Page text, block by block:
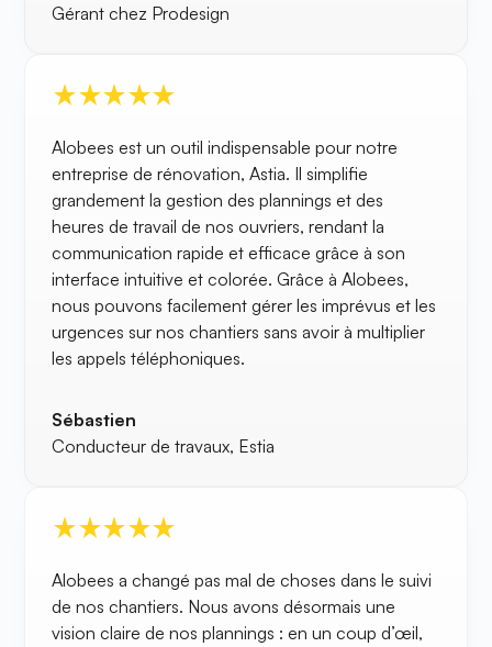
Gérant chez Prodesign
Alobees est un outil indispensable pour notre
entreprise de rénovation, Astia. Il simplifie
grandement la gestion des plannings et des
heures de travail de nos ouvriers, rendant la
communication rapide et efficace grâce à son
interface intuitive et colorée. Grâce à Alobees,
nous pouvons facilement gérer les imprévus et les
urgences sur nos chantiers sans avoir à multiplier
les appels téléphoniques.
Sébastien
Conducteur de travaux, Estia
Alobees a changé pas mal de choses dans le suivi
de nos chantiers. Nous avons désormais une
vision claire de nos plannings : en un coup d’œil,